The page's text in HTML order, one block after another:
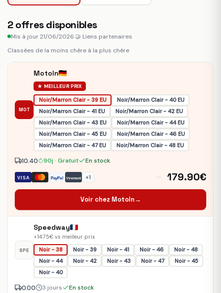
2 offres disponibles
Mis à jour 21/06/2026🤝 Liens partenaires
Classées de la moins chère à la plus chère
MOT
MotoIn
★ MEILLEUR PRIX
Noir/Marron Clair - 39 EU
Noir/Marron Clair - 40 EU
Noir/Marron Clair - 41 EU
Noir/Marron Clair - 42 EU
Noir/Marron Clair - 43 EU
Noir/Marron Clair - 44 EU
Noir/Marron Clair - 45 EU
Noir/Marron Clair - 46 EU
Noir/Marron Clair - 47 EU
Noir/Marron Clair - 48 EU
VISA PayPal Virement +1
10.40 90j · Gratuit En stock
— 179.90€
Voir chez MotoIn→
SPE
Speedway
+14.75€ vs meilleur prix
Noir - 38
Noir - 39 Noir - 41 Noir - 46
Noir - 48
Noir - 44
Noir - 42 Noir - 43 Noir - 47
Noir - 45
Noir - 40
0.00 3 jours En stock